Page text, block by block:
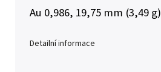
Au 0,986, 19,75 mm (3,49 g)
Detailní informace